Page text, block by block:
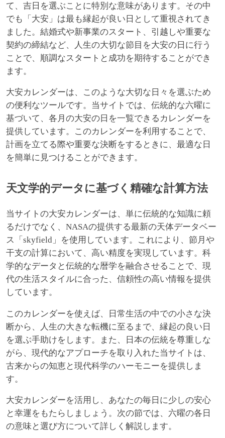
て、吉日を選ぶことに特別な意味があります。その中
でも「大安」は最も縁起が良い日として重視されてき
ました。結婚式や新事業のスタート、引越しや重要な
契約の締結など、人生の大切な節目を大安の日に行う
ことで、順調なスタートと成功を期待することができ
ます。
大安カレンダーは、このような大切な日々を選ぶため
の便利なツールです。当サイトでは、伝統的な六曜に
基づいて、各月の大安の日を一覧できるカレンダーを
提供しています。このカレンダーを利用することで、
計画を立てる際や重要な決断をするときに、最適な日
を簡単に見つけることができます。
天文学的データに基づく精確な計算方法
当サイトの大安カレンダーは、単に伝統的な知識に頼
るだけでなく、NASAの提供する最新の天体データベー
ス「skyfield」を使用しています。これにより、節月や
干支の計算において、高い精度を実現しています。科
学的なデータと伝統的な暦学を融合させることで、現
代の生活スタイルに合った、信頼性の高い情報を提供
しています。
このカレンダーを使えば、日常生活の中での小さな決
断から、人生の大きな転機に至るまで、縁起の良い日
を選ぶ手助けをします。また、日本の伝統を尊重しな
がら、現代的なアプローチを取り入れた当サイトは、
古来からの知恵と現代科学のハーモニーを提供しま
す。
大安カレンダーを活用し、あなたの毎日に少しの安心
と幸運をもたらしましょう。次の節では、六曜の各日
の意味と選び方について詳しく解説します。